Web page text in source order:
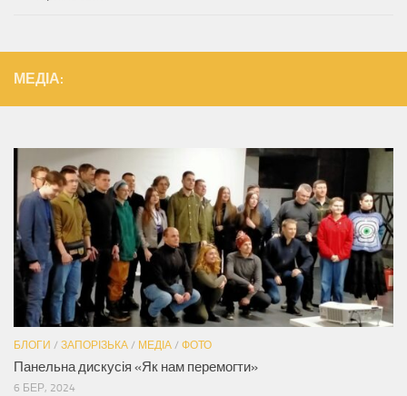
МЕДІА:
БЛОГИ / ЗАПОРІЗЬКА / МЕДІА / ФОТО
Панельна дискусія «Як нам перемогти»
6 БЕР, 2024